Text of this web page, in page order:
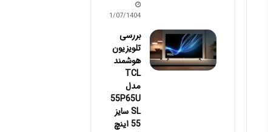
11/07/1404
بررسی
تلویزیون
هوشمند
TCL
مدل
55P65U
SL سایز
55 اینچ